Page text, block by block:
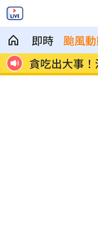
即時 颱風
手 貪吃出大事